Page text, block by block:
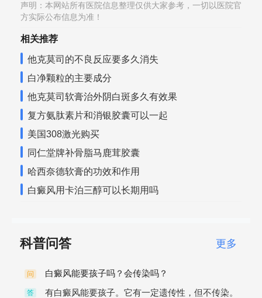
声明：本网站所有医院信息整理仅供大家参考，一切以医院官
方实际公布信息为准！
相关推荐
他克莫司的不良反应要多久消失
白净颗粒的主要成分
他克莫司软膏治外阴白斑多久有效果
复方氨肽素片和消银胶囊可以一起
美国308激光购买
同仁堂牌补骨脂马鹿茸胶囊
哈西奈德软膏的功效和作用
白癜风用卡泊三醇可以长期用吗
科普问答 更多
问 白癜风能要孩子吗？会传染吗？
答
有白癜风能要孩子。它有一定遗传性，但不传染。